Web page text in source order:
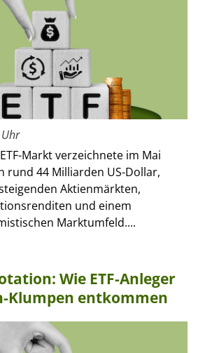
Markt verzeichnete im Mai
rund 44 Milliarden US-Dollar,
Aktienmärkten,
und einem
Marktumfeld....
Wie ETF-Anleger
Klumpen entkommen